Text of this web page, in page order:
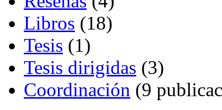
Libros (18)
Tesis (1)
Tesis dirigidas (3)
Coordinación (9